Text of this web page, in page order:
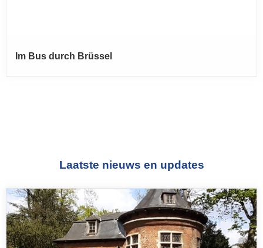
Im Bus durch Brüssel
Laatste nieuws en updates